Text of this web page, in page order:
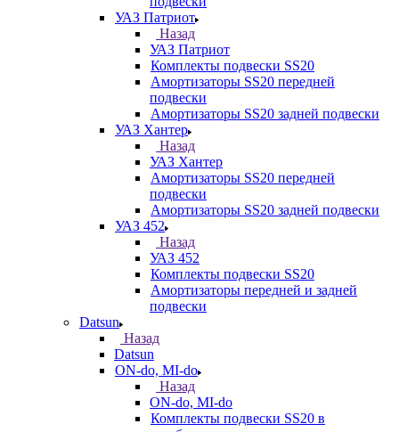
УАЗ Патриот
Назад
УАЗ Патриот
Комплекты подвески SS20
Амортизаторы SS20 передней
подвески
Амортизаторы SS20 задней подвески
УАЗ Хантер
Назад
УАЗ Хантер
Амортизаторы SS20 передней
подвески
Амортизаторы SS20 задней подвески
УАЗ 452
Назад
УАЗ 452
Комплекты подвески SS20
Амортизаторы передней и задней
подвески
Datsun
Назад
Datsun
ON-do, MI-do
Назад
ON-do, MI-do
Комплекты подвески SS20 в